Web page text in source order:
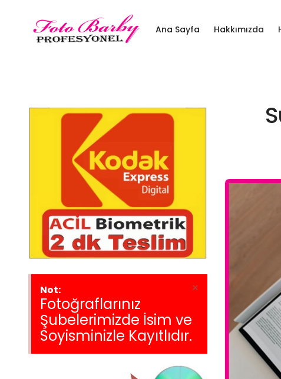
Ana Sayfa Hakkımızda
Not:
Fotoğraflarınız
Şubelerimizde İsim ve
Soyisminizle Kayıtlıdır.
×